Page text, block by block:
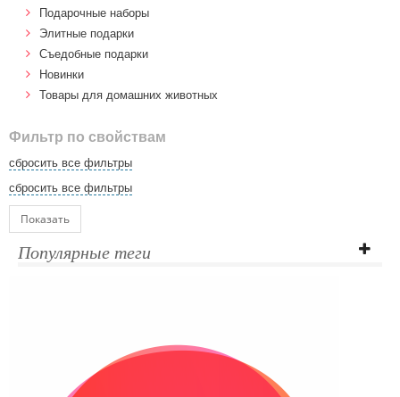
Подарочные наборы
Элитные подарки
Cъедобные подарки
Новинки
Товары для домашних животных
Фильтр по свойствам
сбросить все фильтры
сбросить все фильтры
Показать
Популярные теги